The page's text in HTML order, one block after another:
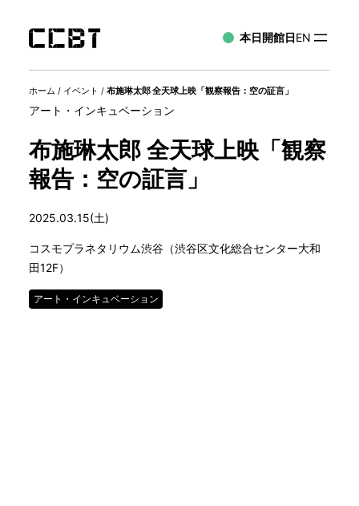
本日開館日EN
ホーム / イベント / 布施琳太郎 全天球上映「観察報告：空の証言」
アート・インキュベーション
布施琳太郎 全天球上映「観察
報告：空の証言」
2025.03.15(土)
コスモプラネタリウム渋谷（渋谷区文化総合センター大和
田12F）
アート・インキュベーション